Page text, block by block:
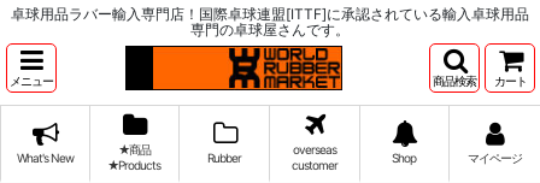
卓球用品ラバー輸入専門店！国際卓球連盟[ITTF]に承認されている輸入卓球用品
専門の卓球屋さんです。
メニュー 商品検索 カート
What's New
★商品
★Products
Rubber
overseas
customer
Shop マイページ